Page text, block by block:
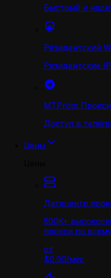
Быстрый и
Резидентский
Резидентские
MTProto Прокси
Доступ в
Цены
Датацентр
500K+
прокси по
от
$0.90/мес